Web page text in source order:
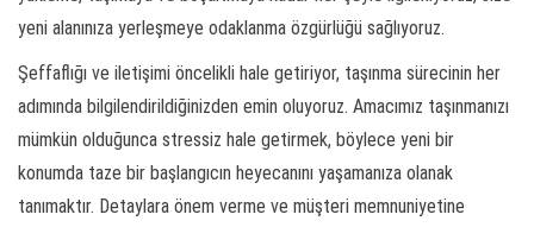
yeni alanınıza yerleşmeye odaklanma özgürlüğü sağlıyoruz.
Şeffaflığı ve iletişimi öncelikli hale getiriyor, taşınma sürecinin her
adımında bilgilendirildiğinizden emin oluyoruz. Amacımız taşınmanızı
mümkün olduğunca stressiz hale getirmek, böylece yeni bir
konumda taze bir başlangıcın heyecanını yaşamanıza olanak
tanımaktır. Detaylara önem verme ve müşteri memnuniyetine